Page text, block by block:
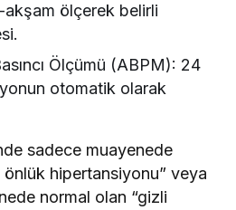
ölçerek belirli
Ölçümü (ABPM): 24
otomatik olarak
sadece muayenede
hipertansiyonu” veya
normal olan “gizli